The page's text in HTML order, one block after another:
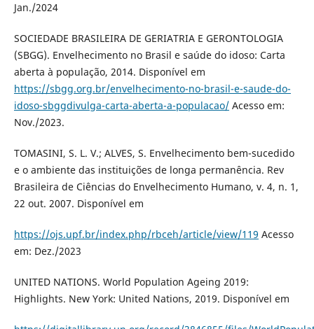
Jan./2024
SOCIEDADE BRASILEIRA DE GERIATRIA E GERONTOLOGIA
(SBGG). Envelhecimento no Brasil e saúde do idoso: Carta
aberta à população, 2014. Disponível em
https://sbgg.org.br/envelhecimento-no-brasil-e-saude-do-
idoso-sbggdivulga-carta-aberta-a-populacao/Acesso em:
Nov./2023.
TOMASINI, S. L. V.; ALVES, S. Envelhecimento bem-sucedido
e o ambiente das instituições de longa permanência. Rev
Brasileira de Ciências do Envelhecimento Humano, v. 4, n. 1,
22 out. 2007. Disponível em
https://ojs.upf.br/index.php/rbceh/article/view/119 Acesso
em: Dez./2023
UNITED NATIONS. World Population Ageing 2019:
Highlights. New York: United Nations, 2019. Disponível em